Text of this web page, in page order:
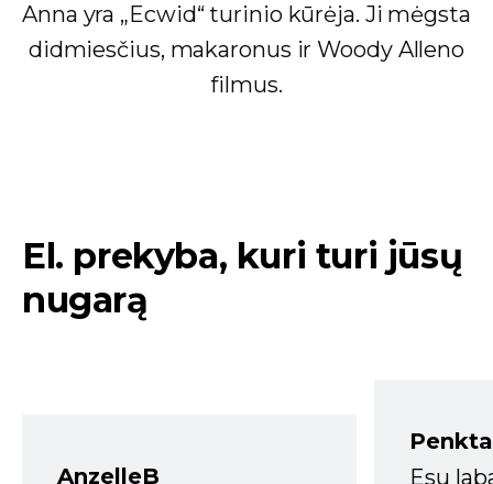
Anna yra „Ecwid“ turinio kūrėja. Ji mėgsta
didmiesčius, makaronus ir Woody Alleno
filmus.
El. prekyba, kuri turi jūsų
nugarą
AnzelleB
Esu